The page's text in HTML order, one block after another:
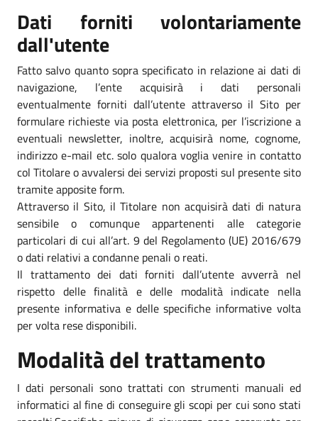
Dati forniti volontariamente
dall'utente
Fatto salvo quanto sopra specificato in relazione ai dati di
navigazione, l’ente acquisirà i dati personali
eventualmente forniti dall’utente attraverso il Sito per
formulare richieste via posta elettronica, per l’iscrizione a
eventuali newsletter, inoltre, acquisirà nome, cognome,
indirizzo e-mail etc. solo qualora voglia venire in contatto
col Titolare o avvalersi dei servizi proposti sul presente sito
tramite apposite form.
Attraverso il Sito, il Titolare non acquisirà dati di natura
sensibile o comunque appartenenti alle categorie
particolari di cui all’art. 9 del Regolamento (UE) 2016/679
o dati relativi a condanne penali o reati.
Il trattamento dei dati forniti dall’utente avverrà nel
rispetto delle finalità e delle modalità indicate nella
presente informativa e delle specifiche informative volta
per volta rese disponibili.
Modalità del trattamento
I dati personali sono trattati con strumenti manuali ed
informatici al fine di conseguire gli scopi per cui sono stati